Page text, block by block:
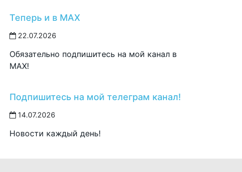
Теперь и в MAX
22.07.2026
Обязательно подпишитесь на мой канал в
MAX!
Подпишитесь на мой телеграм канал!
14.07.2026
Новости каждый день!